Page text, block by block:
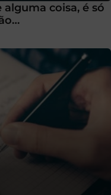
alguma coisa, é só